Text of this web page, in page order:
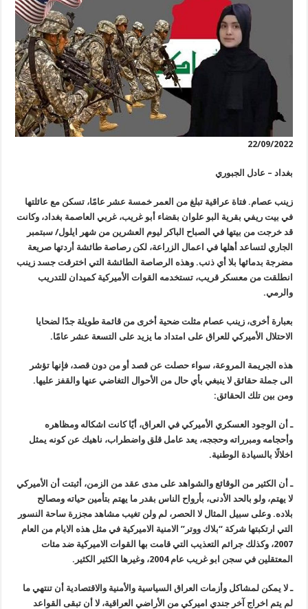
22/09/2022
بغداد – عادل الجبوري
زينب عصام. فتاة عراقية تبلغ من العمر خمسة عشر عامًا، تسكن مع عائلتها
في بيت ريفي بقرية البو علوان بقضاء أبو غريب، غربي العاصمة بغداد، وكانت
قد خرجت من بيتها في الصباح الباكر ليوم العشرين من شهر ايلول/ سبتمبر
الجاري لتساعد أهلها في اعمال الزراعة، لكن رصاصة طائشة أردتها صريعة
مضرجة بدمائها بلا أي ذنب. وهذه الرصاصة الطائشة التي اخترقت جسد زينب
انطلقت من معسكر قريب، تستخدمه القوات الأميركية كميدان للتدريب
والرمي.
بعبارة أخرى، زينب عصام مثلت ضحية أخرى من قائمة طويلة جدًا لضحايا
الاحتلال الأميركي للعراق على امتداد ما يزيد على التسعة عشر عامًا.
هذه الجريمة المروعة، سواء حصلت عن قصد أو من دون قصد، فإنها تؤشر
الى جملة حقائق لا ينبغي بأي حال من الأحوال التغاضي عنها والقفز عليها.
ومن بين تلك الحقائق:
ـ أن الوجود العسكري الأميركي في العراق، أيًا كانت اشكاله ومظاهره
وأحجامه ومبرراته وحججه، يعد عامل قلق واضطراب، ناهيك عن كونه يمثل
اخلالًا بالسيادة الوطنية.
ـ أن الكثير من الوقائع والشواهد على مدى عقد من الزمن، أثبتت أن الأميركي
لا يهتم، ولو بالحد الأدنى، بأرواح الناس بقدر ما يهتم بتأمين حياته ومصالح
بلاده. وعلى سبيل المثال لا الحصر، لم ولن تغيب مشاهد مجزرة ساحة النسور
التي ارتكبتها شركة “بلاك ووتر” الامنية الاميركية في مثل هذه الايام من العام
2007، وكذلك جرائم التعذيب التي قامت بها القوات الاميركية ضد مئات
المعتقلين في سجن ابو غريب عام 2004، وغيرها الكثير الكثير.
ـ لا يمكن لمشاكل وأزمات العراق السياسية والأمنية والاقتصادية أن تنتهي ما
لم يتم اخراج آخر جندي اميركي من الأراضي العراقية، لا أن تبقى القواعد